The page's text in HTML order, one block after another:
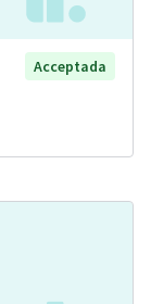
Acceptada